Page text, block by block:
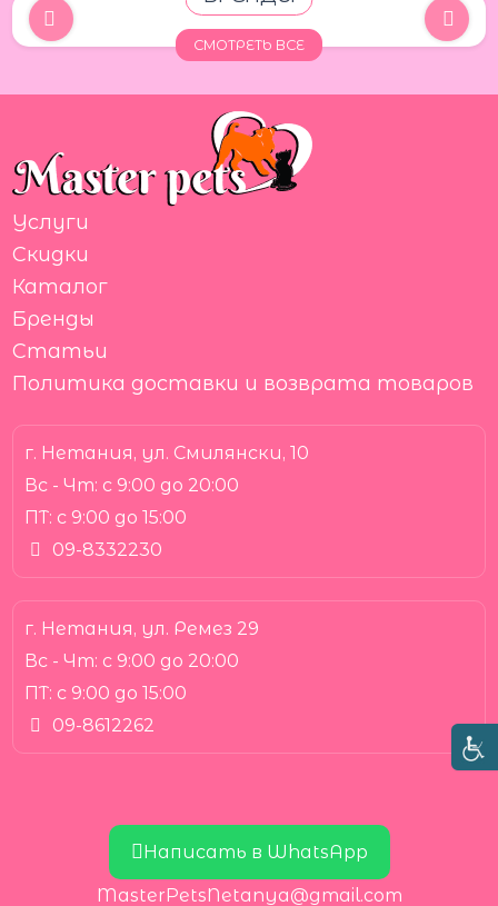
СМОТРЕТЬ ВСЕ
г. Нетания, ул. Смилянски, 10
Вс - Чт: с 9:00 до 20:00
ПТ: с 9:00 до 15:00
09-8332230
г. Нетания, ул. Ремез 29
Вс - Чт: с 9:00 до 20:00
ПТ: с 9:00 до 15:00
09-8612262
Написать в WhatsApp
MasterPetsNetanya@gmail.com
Услуги
Скидки
Каталог
Бренды
Статьи
Политика доставки и возврата товаров